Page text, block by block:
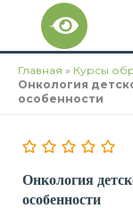
Перейти
содержимому
Главная » Курсы
Онкология
особенности
Онкология
особенности